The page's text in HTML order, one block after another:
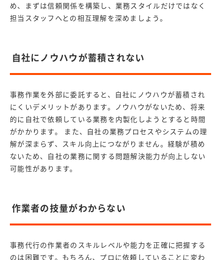
め、まずは信頼関係を構築し、業務スタイルだけではなく
担当スタッフへとの相互理解を深めましょう。
自社にノウハウが蓄積されない
事務作業を外部に委託すると、自社にノウハウが蓄積され
にくいデメリットがあります。ノウハウがないため、将来
的に自社で依頼している業務を内製化しようとすると時間
がかかります。 また、自社の業務プロセスやシステムの理
解が深まらず、スキル向上につながりません。経験が積め
ないため、自社の業務に関する問題解決能力が向上しない
可能性があります。
作業者の技量がわからない
事務代行の作業者のスキルレベルや能力を正確に把握する
のは困難です。もちろん、プロに依頼していることに変わ